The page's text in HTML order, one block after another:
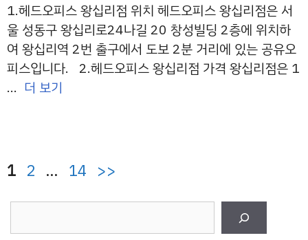
1.헤드오피스 왕십리점 위치 헤드오피스 왕십리점은 서
울 성동구 왕십리로24나길 20 창성빌딩 2층에 위치하
여 왕십리역 2번 출구에서 도보 2분 거리에 있는 공유오
피스입니다. 2.헤드오피스 왕십리점 가격 왕십리점은 1
… 더 보기
페
1 페
2 … 페
14 >>